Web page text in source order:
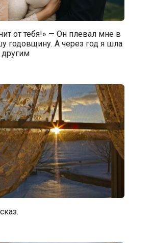
от тебя!» — Он плевал мне в
годовщину. А через год я шла